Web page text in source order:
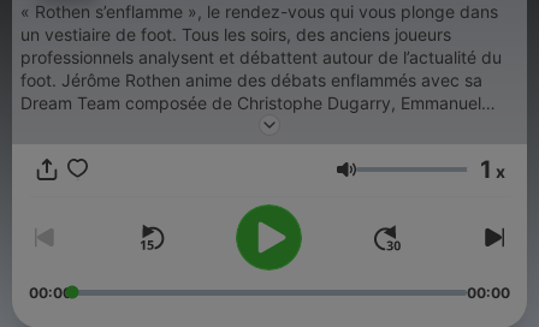
« Rothen s’enflamme », le rendez-vous qui vous plonge dans
un vestiaire de foot. Tous les soirs, des anciens joueurs
professionnels analysent et débattent autour de l’actualité du
foot. Jérôme Rothen anime des débats enflammés avec sa
Dream Team composée de Christophe Dugarry, Emmanuel
Petit, Jean-Michel Larqué, Eric di Meco, Pascal Olmeta, Steve
Benoit Costil. Et une nouveauté cette saison : Allo Jérôme. Tous
(entraîneur, ancien joueur, consultant, supporter) vient se
confronter à la Dream Team. Cette année, retrouvez également
un nouveau quiz : Tous contre Rothen incarné par Louis
Gerbier.
Lautstärke 1 x
00:00 00:00